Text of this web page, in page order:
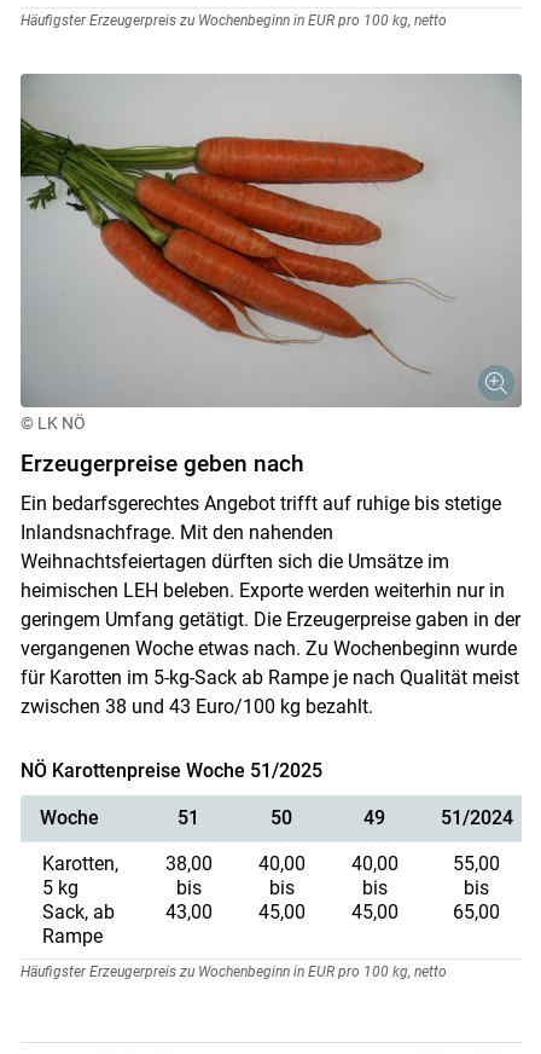
Häufigster Erzeugerpreis zu Wochenbeginn in EUR pro 100 kg, netto
© LK NÖ
Erzeugerpreise geben nach
Ein bedarfsgerechtes Angebot trifft auf ruhige bis stetige
Inlandsnachfrage. Mit den nahenden
Weihnachtsfeiertagen dürften sich die Umsätze im
heimischen LEH beleben. Exporte werden weiterhin nur in
geringem Umfang getätigt. Die Erzeugerpreise gaben in der
vergangenen Woche etwas nach. Zu Wochenbeginn wurde
für Karotten im 5-kg-Sack ab Rampe je nach Qualität meist
zwischen 38 und 43 Euro/100 kg bezahlt.
NÖ Karottenpreise Woche 51/2025
Woche 51 50 49
51/2024
Karotten,
5 kg
Sack, ab
Rampe
38,00
bis
43,00
40,00
bis
45,00
40,00
bis
45,00
55,00
bis
65,00
Häufigster Erzeugerpreis zu Wochenbeginn in EUR pro 100 kg, netto